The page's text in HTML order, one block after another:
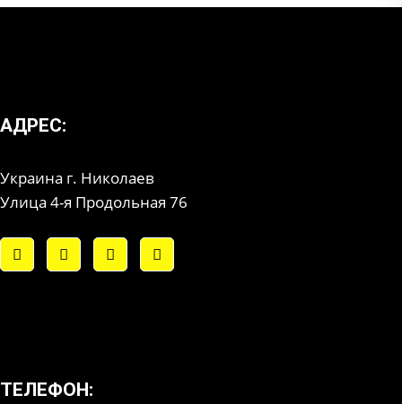
АДРЕС:
Украина г. Николаев
Улица 4-я Продольная 76
ТЕЛЕФОН: